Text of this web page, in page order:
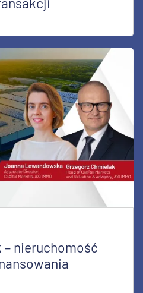
– nieruchomość